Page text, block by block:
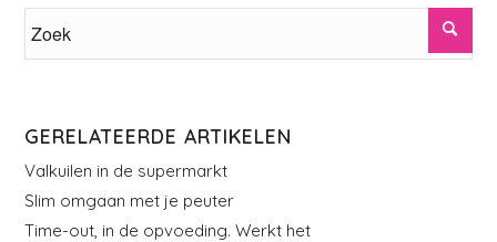
GERELATEERDE ARTIKELEN
Valkuilen in de supermarkt
Slim omgaan met je peuter
Time-out, in de opvoeding. Werkt het